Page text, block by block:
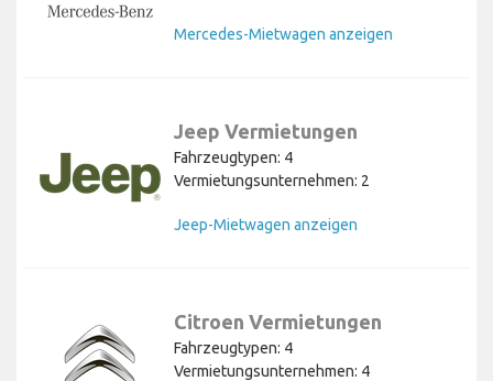
Mercedes-Mietwagen anzeigen
Jeep Vermietungen
Fahrzeugtypen: 4
Vermietungsunternehmen: 2
Jeep-Mietwagen anzeigen
Citroen Vermietungen
Fahrzeugtypen: 4
Vermietungsunternehmen: 4